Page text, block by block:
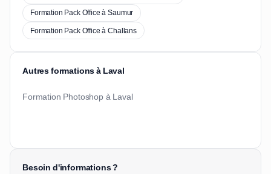
Formation Pack Office à Saumur
Formation Pack Office à Challans
Autres formations à Laval
Formation Photoshop à Laval
Besoin d'informations ?